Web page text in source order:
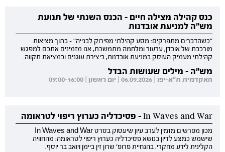
כנס קהילה מצילה חיים - הכנס השנתי של תנועת
מש"ה למניעת אובדנות
"כשהדברים מתפרקים: מסע קהילתי מפירוק לבנייה" - בתוך מציאות
מורכבת של אובדן, ערעור ומלחמה מתמשכת, אנו מזמינים אתכם למפגש
קהילתי מעמיק העוסק במניעת אובדנות, ביצירת עוגנים ובמציאת תקווה.
מש"ה - מילים שעושות הבדל
האקדמית ת"א-יפו | 06.09.2026 | יום ראשון | 09:00-16:00
In Waves and War - פסיכדליה כערוץ ריפוי לטראומה
מכון מפרשים מזמין לערב עיון שיעסוק בסרט In Waves and War
שישמש כמצע לדיון בנושא פסיכדליה כערוץ ריפוי לטראומה: מהחוויה
הקלינית לידע מחקרי. בהנחיית פרופ' שרון זין ביימן ויואב בר יוסף.